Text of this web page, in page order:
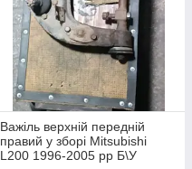
Важіль верхній передній
правий у зборі Mitsubishi
L200 1996-2005 рр Б\У